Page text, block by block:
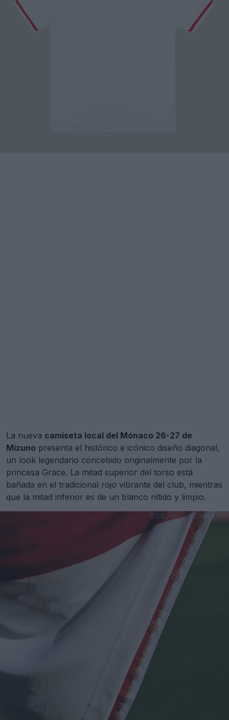
La nueva camiseta local del Mónaco 26-27 de
Mizuno presenta el histórico e icónico diseño diagonal,
un look legendario concebido originalmente por la
princesa Grace. La mitad superior del torso está
bañada en el tradicional rojo vibrante del club, mientras
que la mitad inferior es de un blanco nítido y limpio.